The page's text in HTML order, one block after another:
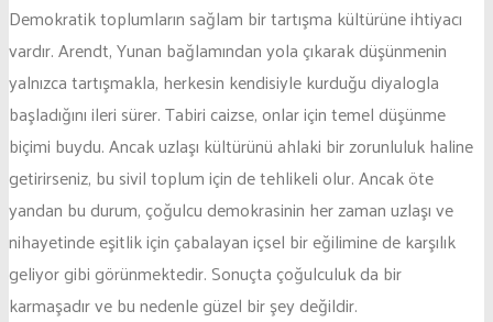
Demokratik toplumların sağlam bir tartışma kültürüne ihtiyacı
vardır. Arendt, Yunan bağlamından yola çıkarak düşünmenin
yalnızca tartışmakla, herkesin kendisiyle kurduğu diyalogla
başladığını ileri sürer. Tabiri caizse, onlar için temel düşünme
biçimi buydu. Ancak uzlaşı kültürünü ahlaki bir zorunluluk haline
getirirseniz, bu sivil toplum için de tehlikeli olur. Ancak öte
yandan bu durum, çoğulcu demokrasinin her zaman uzlaşı ve
nihayetinde eşitlik için çabalayan içsel bir eğilimine de karşılık
geliyor gibi görünmektedir. Sonuçta çoğulculuk da bir
karmaşadır ve bu nedenle güzel bir şey değildir.